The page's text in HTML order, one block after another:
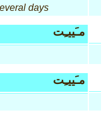
days
مـَييـِت
مـَييـِت